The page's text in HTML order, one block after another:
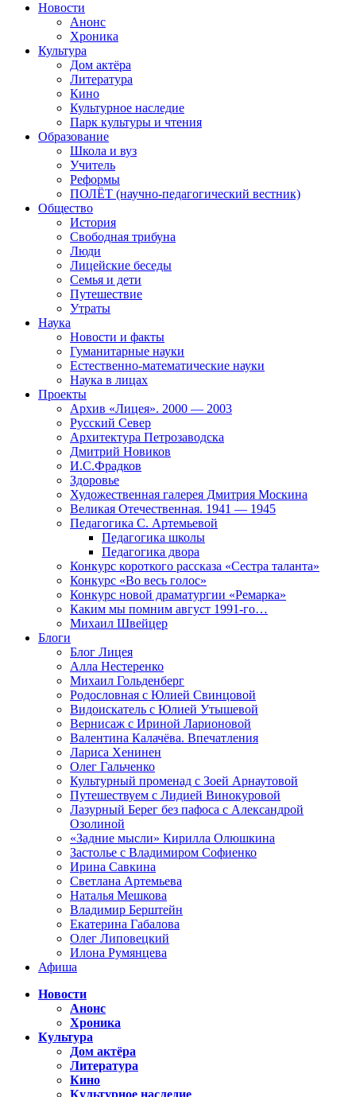
Новости
Анонс
Хроника
Культура
Дом актёра
Литература
Кино
Культурное наследие
Парк культуры и чтения
Образование
Школа и вуз
Учитель
Реформы
ПОЛЁТ (научно-педагогический вестник)
Общество
История
Свободная трибуна
Люди
Лицейские беседы
Семья и дети
Путешествие
Утраты
Наука
Новости и факты
Гуманитарные науки
Естественно-математические науки
Наука в лицах
Проекты
Архив «Лицея». 2000 — 2003
Русский Север
Архитектура Петрозаводска
Дмитрий Новиков
И.С.Фрадков
Здоровье
Художественная галерея Дмитрия Москина
Великая Отечественная. 1941 — 1945
Педагогика С. Артемьевой
Педагогика школы
Педагогика двора
Конкурс короткого рассказа «Сестра таланта»
Конкурс «Во весь голос»
Конкурс новой драматургии «Ремарка»
Каким мы помним август 1991-го…
Михаил Швейцер
Блоги
Блог Лицея
Алла Нестеренко
Михаил Гольденберг
Родословная с Юлией Свинцовой
Видоискатель с Юлией Утышевой
Вернисаж с Ириной Ларионовой
Валентина Калачёва. Впечатления
Лариса Хенинен
Олег Гальченко
Культурный променад с Зоей Арнаутовой
Путешествуем с Лидией Винокуровой
Лазурный Берег без пафоса с Александрой
Озолиной
«Задние мысли» Кирилла Олюшкина
Застолье с Владимиром Софиенко
Ирина Савкина
Светлана Артемьева
Наталья Мешкова
Владимир Берштейн
Екатерина Габалова
Олег Липовецкий
Илона Румянцева
Афиша
Новости
Анонс
Хроника
Культура
Дом актёра
Литература
Кино